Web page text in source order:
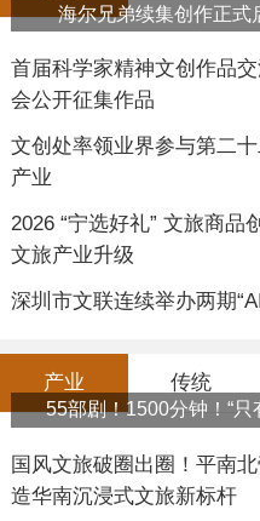
海尔兄弟续集创作正式
首届科学家精神文创作品
会公开征集作品
文创处率领业界参与第二
产业
2026 “宁选好礼” 文旅商品
文旅产业升级
深圳市文联连续举办两期
产业 传统
55部剧！1500分钟！“只
国风文旅破圈出圈！平南
造华南沉浸式文旅新标杆